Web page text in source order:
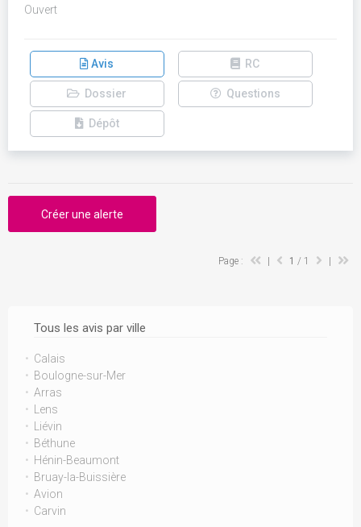
Tous les avis par ville
Calais
Boulogne-sur-Mer
Arras
Lens
Liévin
Béthune
Hénin-Beaumont
Bruay-la-Buissière
Avion
Carvin
Ouvert
Avis RC
Dossier Questions
Dépôt
Créer une alerte
Page : 1 / 1